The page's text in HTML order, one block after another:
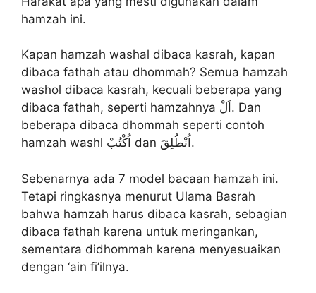
hamzah ini.
Kapan hamzah washal dibaca kasrah, kapan
dibaca fathah atau dhommah? Semua hamzah
washol dibaca kasrah, kecuali beberapa yang
dibaca fathah, seperti hamzahnya اَلْ. Dan
beberapa dibaca dhommah seperti contoh
hamzah washl اُكْتُبْ dan اُنْطُلِقَ.
Sebenarnya ada 7 model bacaan hamzah ini.
Tetapi ringkasnya menurut Ulama Basrah
bahwa hamzah harus dibaca kasrah, sebagian
dibaca fathah karena untuk meringankan,
sementara didhommah karena menyesuaikan
dengan ‘ain fi’ilnya.